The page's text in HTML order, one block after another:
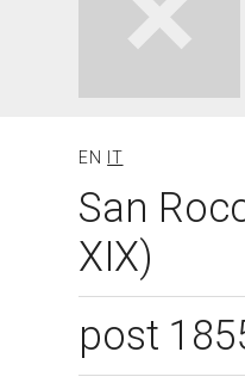
EN IT
San
XIX)
post